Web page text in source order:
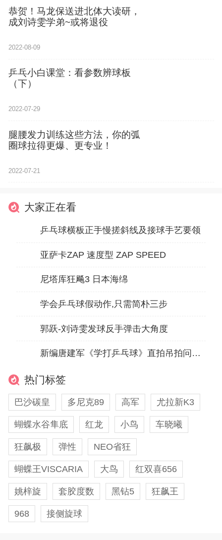
恭贺！马龙保送进北体大读研，
成刘诗雯学弟~或将退役
2022-08-09
乒乓小白课堂：看参数辨球板
（下）
2022-07-29
腿腰发力训练这些方法，你的弧
圈球拉得更爆、更专业！
2022-07-21
大家正在看
乒乓球横板正手慢搓斜线及接球手艺要领
亚萨卡ZAP 速度型 ZAP SPEED
尼塔库狂飚3 日本海绵
学会乒乓球假动作,只需简朴三步
郭跃-刘诗雯发球反手弹击大角度
新编唐建军《学打乒乓球》直拍吊拍问题及解决方法
热门标签
巴沙碳皇 多尼克89 高军 尤拉新K3
蝴蝶水谷隼底 红龙 小鸟 车晓曦
狂飙极 弹性 NEO省狂
蝴蝶王VISCARIA 大鸟 红双喜656
姚梓旋 套胶度数 黑钻5 狂飙王
968 接侧旋球